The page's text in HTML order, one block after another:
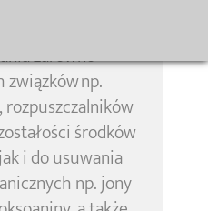
zarówno
np.
środków
i do usuwania
np. jony